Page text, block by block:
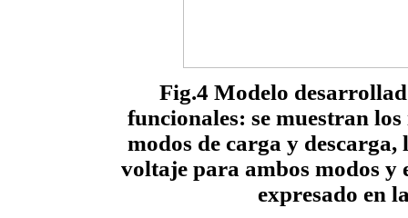
Fig.4 Modelo
funcionales: se muestran
modos de carga y
voltaje para ambos modos y
expresado en